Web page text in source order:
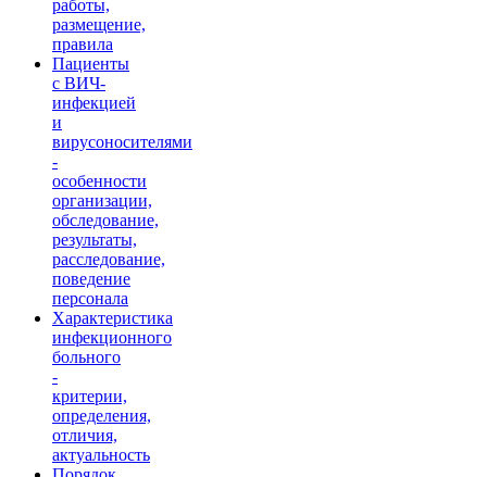
работы,
размещение,
правила
Пациенты
с ВИЧ-
инфекцией
и
вирусоносителями
-
особенности
организации,
обследование,
результаты,
расследование,
поведение
персонала
Характеристика
инфекционного
больного
-
критерии,
определения,
отличия,
актуальность